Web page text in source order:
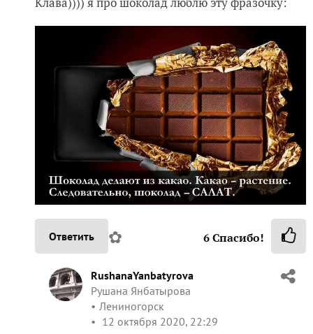
Ответить ✿ 6Спасибо!
RushanaYanbatyrova
Рушана Янбатырова
Лениногорск
12 октября 2020, 22:29